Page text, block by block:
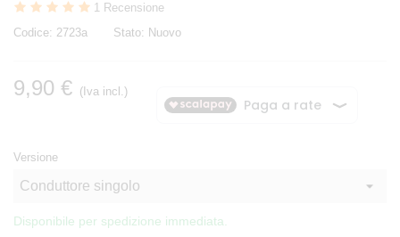
1 Recensione
Codice: 2723a Stato: Nuovo
9,90 € (Iva incl.)
Versione
Disponibile per spedizione immediata.